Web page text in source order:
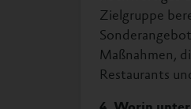
Zielgruppe
Maßnahmen,
Restaurants
4. Worin